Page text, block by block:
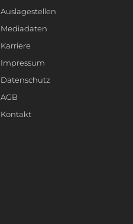
Auslagestellen
Mediadaten
Karriere
Impressum
Datenschutz
AGB
Kontakt